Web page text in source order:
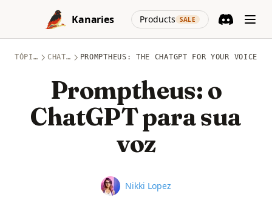
Skip to content
Kanaries
Products SALE
(opens in a
TÓPICOS CHATGPT PROMPTHEUS: THE CHATGPT FOR YOUR VOICE
Promptheus: o
ChatGPT para sua
voz
Name
Nikki Lopez